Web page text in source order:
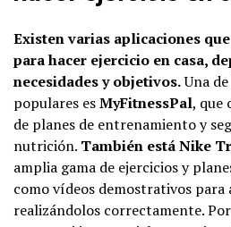
Existen varias aplicaciones
para hacer ejercicio en casa,
necesidades y objetivos.Una
populares esMyFitnessPal, que
de planes de entrenamiento y
nutrición. También está Nike
amplia gama de ejercicios y
como vídeos demostrativos para
realizándolos correctamente.